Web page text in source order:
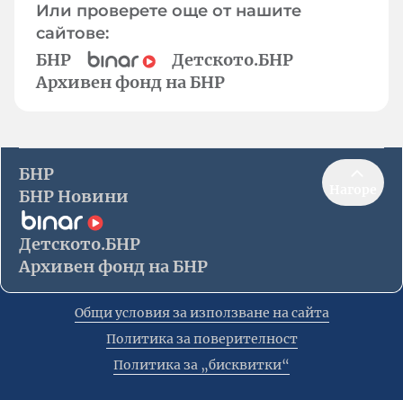
Или проверете още от нашите
сайтове:
БНР
Детското.БНР
Архивен фонд на БНР
БНР
БНР Новини
Детското.БНР
Архивен фонд на БНР
Общи условия за използване на сайта
Политика за поверителност
Политика за „бисквитки“